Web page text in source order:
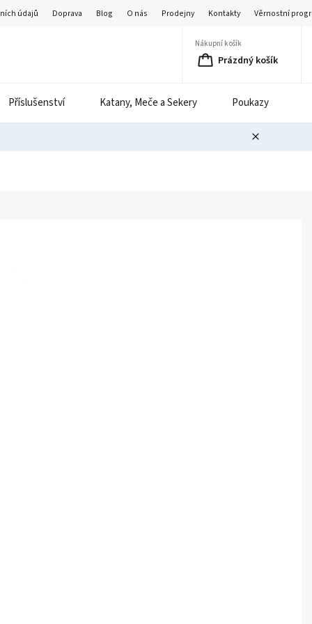
údajů Doprava Blog O nás Prodejny Kontakty Věrnostní
Nákupní košík
Prázdný košík
Příslušenství Katany, Meče a Sekery Poukazy